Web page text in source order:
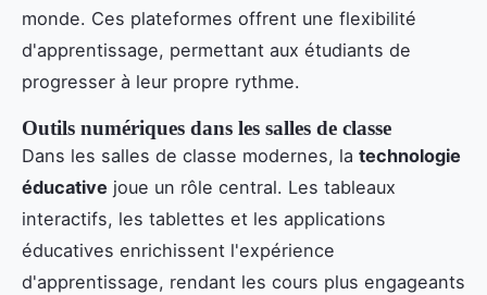
monde. Ces plateformes offrent une flexibilité
d'apprentissage, permettant aux étudiants de
progresser à leur propre rythme.
Outils numériques dans les salles de classe
Dans les salles de classe modernes, la technologie
éducative joue un rôle central. Les tableaux
interactifs, les tablettes et les applications
éducatives enrichissent l'expérience
d'apprentissage, rendant les cours plus engageants